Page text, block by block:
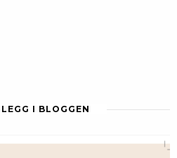
I BLOGGEN